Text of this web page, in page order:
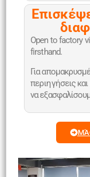
Open to factory
firsthand.
Για
περιηγήσεις
να